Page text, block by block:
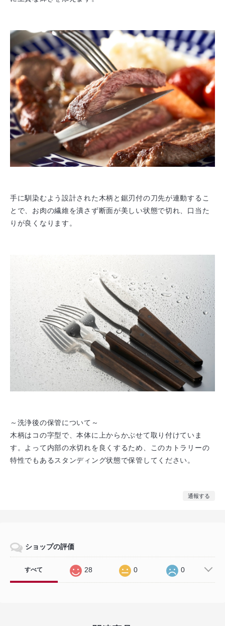
手に馴染むよう設計された木柄と鋸刃付の刀先が連動するこ
とで、お肉の繊維を潰さず断面が美しい状態で切れ、口当た
りが良くなります。
～洗浄後の保管について～
木柄はコの字型で、本体に上からかぶせて取り付けていま
す。よって内部の水切れを良くするため、このカトラリーの
特性でもあるスタンディング状態で保管してください。
通報する
ショップの評価
すべて 28 0 0